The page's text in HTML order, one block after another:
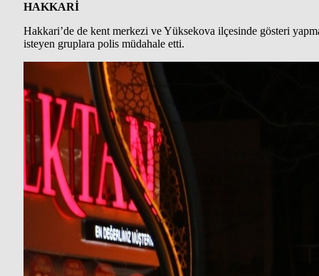
HAKKARİ
Hakkari’de de kent merkezi ve Yüksekova ilçesinde gösteri
isteyen gruplara polis müdahale etti.